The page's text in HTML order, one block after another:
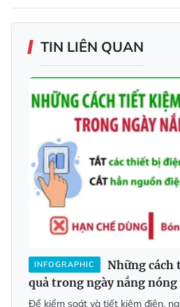
TIN LIÊN QUAN
INFOGRAPHIC
Những cách
quả trong ngày nắng nóng
Để kiểm soát và tiết kiệm điện,